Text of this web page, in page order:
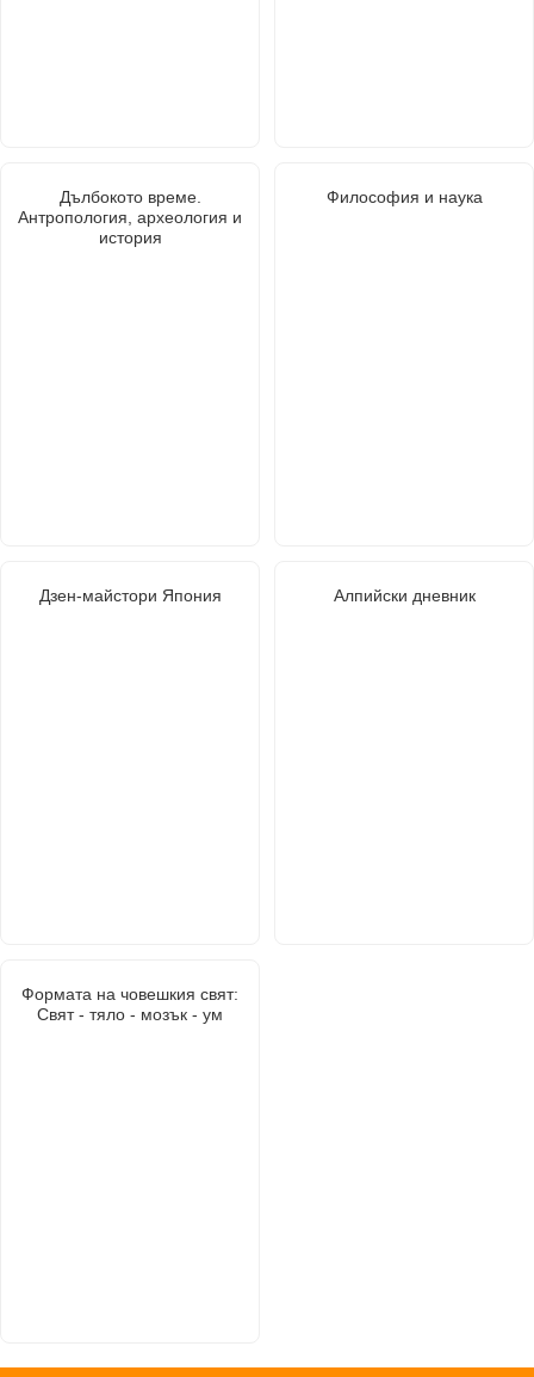
Дълбокото време.
Антропология, археология и
история
Философия и наука
Дзен-майстори Япония Алпийски дневник
Формата на човешкия свят:
Свят - тяло - мозък - ум